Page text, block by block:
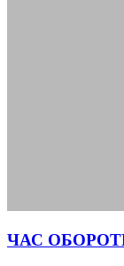
ЧАС